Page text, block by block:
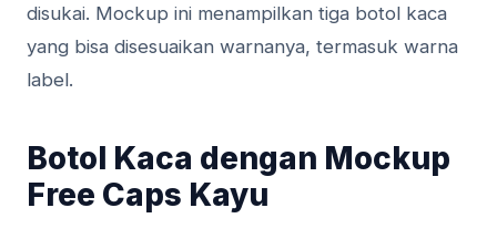
disukai. Mockup ini menampilkan tiga botol kaca
yang bisa disesuaikan warnanya, termasuk warna
label.
Botol Kaca dengan Mockup
Free Caps Kayu